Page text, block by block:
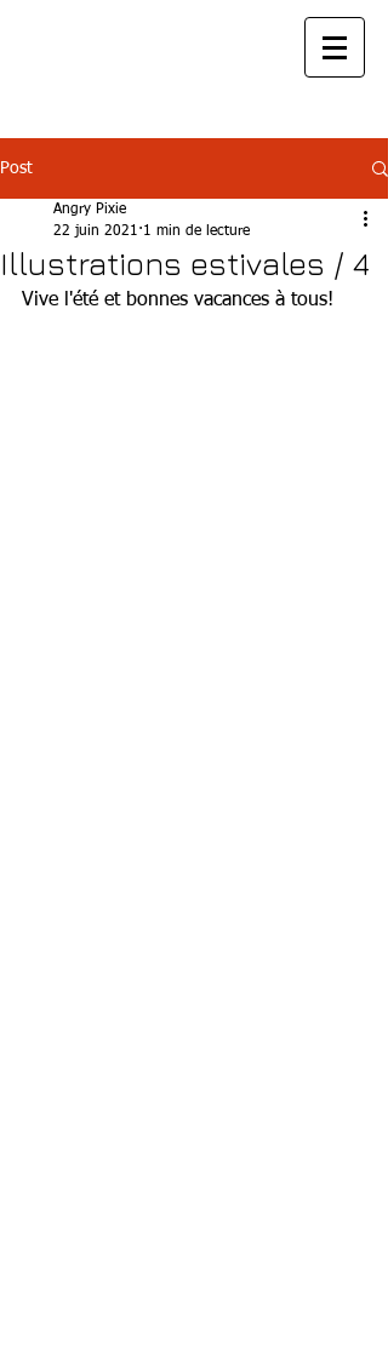
Post
Illustrations estivales / 4
Angry Pixie
22 juin 2021 1 min de lecture
Vive l'été et bonnes vacances à tous!